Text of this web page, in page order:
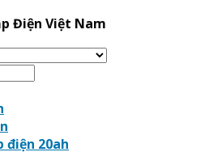
Điện Việt Nam
điện 20ah